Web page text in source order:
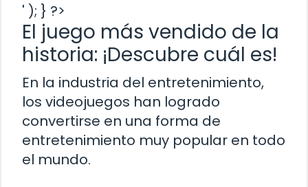
' ); } ?>
El juego más vendido de la
historia: ¡Descubre cuál es!
En la industria del entretenimiento,
los videojuegos han logrado
convertirse en una forma de
entretenimiento muy popular en todo
el mundo.